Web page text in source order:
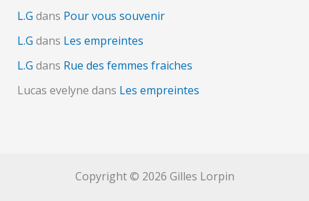
L.G dans Pour vous souvenir
L.G dans Les empreintes
L.G dans Rue des femmes fraiches
Lucas evelyne dans Les empreintes
Copyright © 2026 Gilles Lorpin